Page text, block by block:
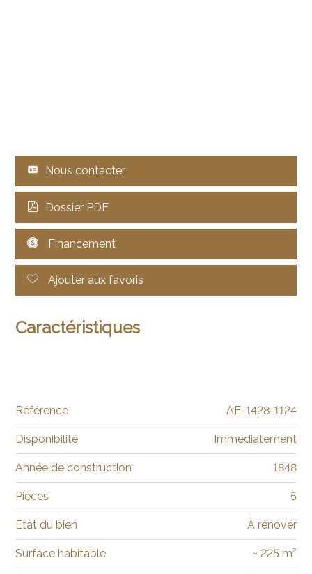
Nous contacter
Dossier PDF
Financement
Ajouter aux favoris
Caractéristiques
Référence AE-1428-1124
Disponibilité Immédiatement
Année de construction 1848
Pièces 5
Etat du bien À rénover
Surface habitable ~ 225 m²